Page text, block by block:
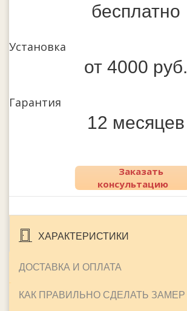
бесплатно
Установка
от 4000 руб.
Гарантия
12 месяцев
Заказать
консультацию
ХАРАКТЕРИСТИКИ
ДОСТАВКА И ОПЛАТА
КАК ПРАВИЛЬНО СДЕЛАТЬ ЗАМЕР